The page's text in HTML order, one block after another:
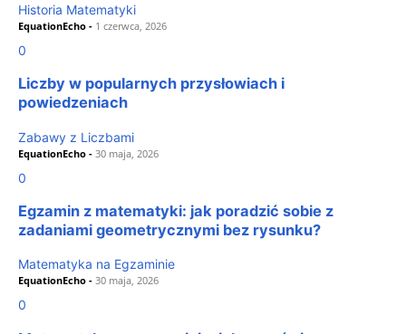
Historia Matematyki
EquationEcho - 1 czerwca, 2026
0
Liczby w popularnych przysłowiach i
powiedzeniach
Zabawy z Liczbami
EquationEcho - 30 maja, 2026
0
Egzamin z matematyki: jak poradzić sobie z
zadaniami geometrycznymi bez rysunku?
Matematyka na Egzaminie
EquationEcho - 30 maja, 2026
0